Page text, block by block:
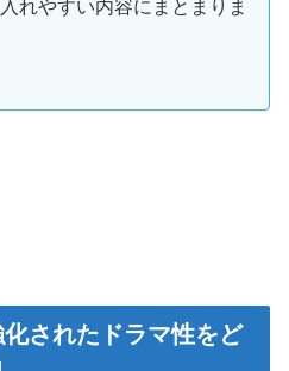
れやすい内容にまとまりま
れたドラマ性をど